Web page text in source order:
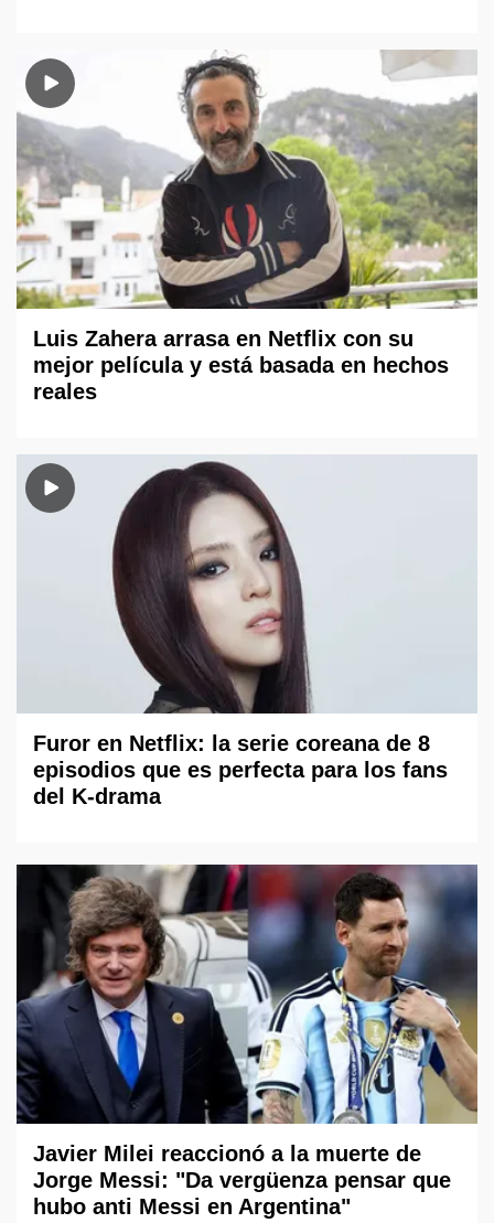
Luis Zahera arrasa en Netflix con su
mejor película y está basada en hechos
reales
Furor en Netflix: la serie coreana de 8
episodios que es perfecta para los fans
del K-drama
Javier Milei reaccionó a la muerte de
Jorge Messi: "Da vergüenza pensar que
hubo anti Messi en Argentina"